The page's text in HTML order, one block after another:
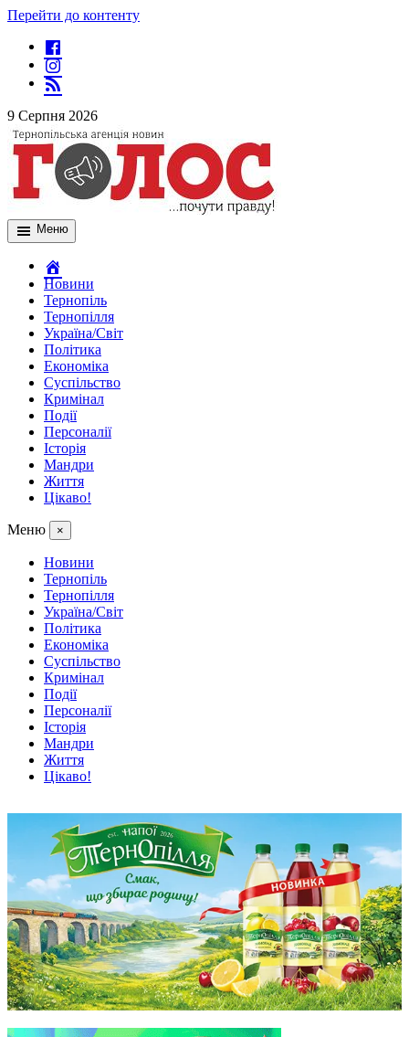
Перейти до контенту
9 Серпня 2026
Меню
Новини
Тернопіль
Тернопілля
Україна/Світ
Політика
Економіка
Суспільство
Кримінал
Події
Персоналії
Історія
Мандри
Життя
Цікаво!
Меню ×
Новини
Тернопіль
Тернопілля
Україна/Світ
Політика
Економіка
Суспільство
Кримінал
Події
Персоналії
Історія
Мандри
Життя
Цікаво!